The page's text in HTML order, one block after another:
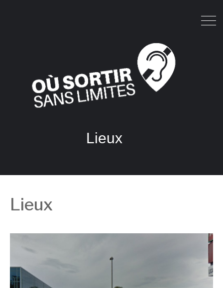
Lieux
Lieux